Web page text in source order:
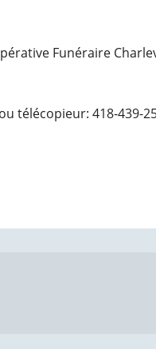
Funéraire
télécopieur: 418-439-